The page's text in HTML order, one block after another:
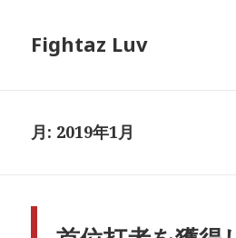
Fightaz Luv
月: 2019年1月